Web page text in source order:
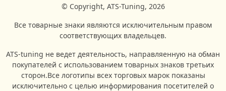
© Copyright, ATS-Tuning, 2026
Все товарные знаки являются исключительным правом
соответствующих владельцев.
ATS-tuning не ведет деятельность, направляенную на обман
покупателей с использованием товарных знаков третьих
сторон.Все логотипы всех торговых марок показаны
исключительно с целью информирования посетителей о